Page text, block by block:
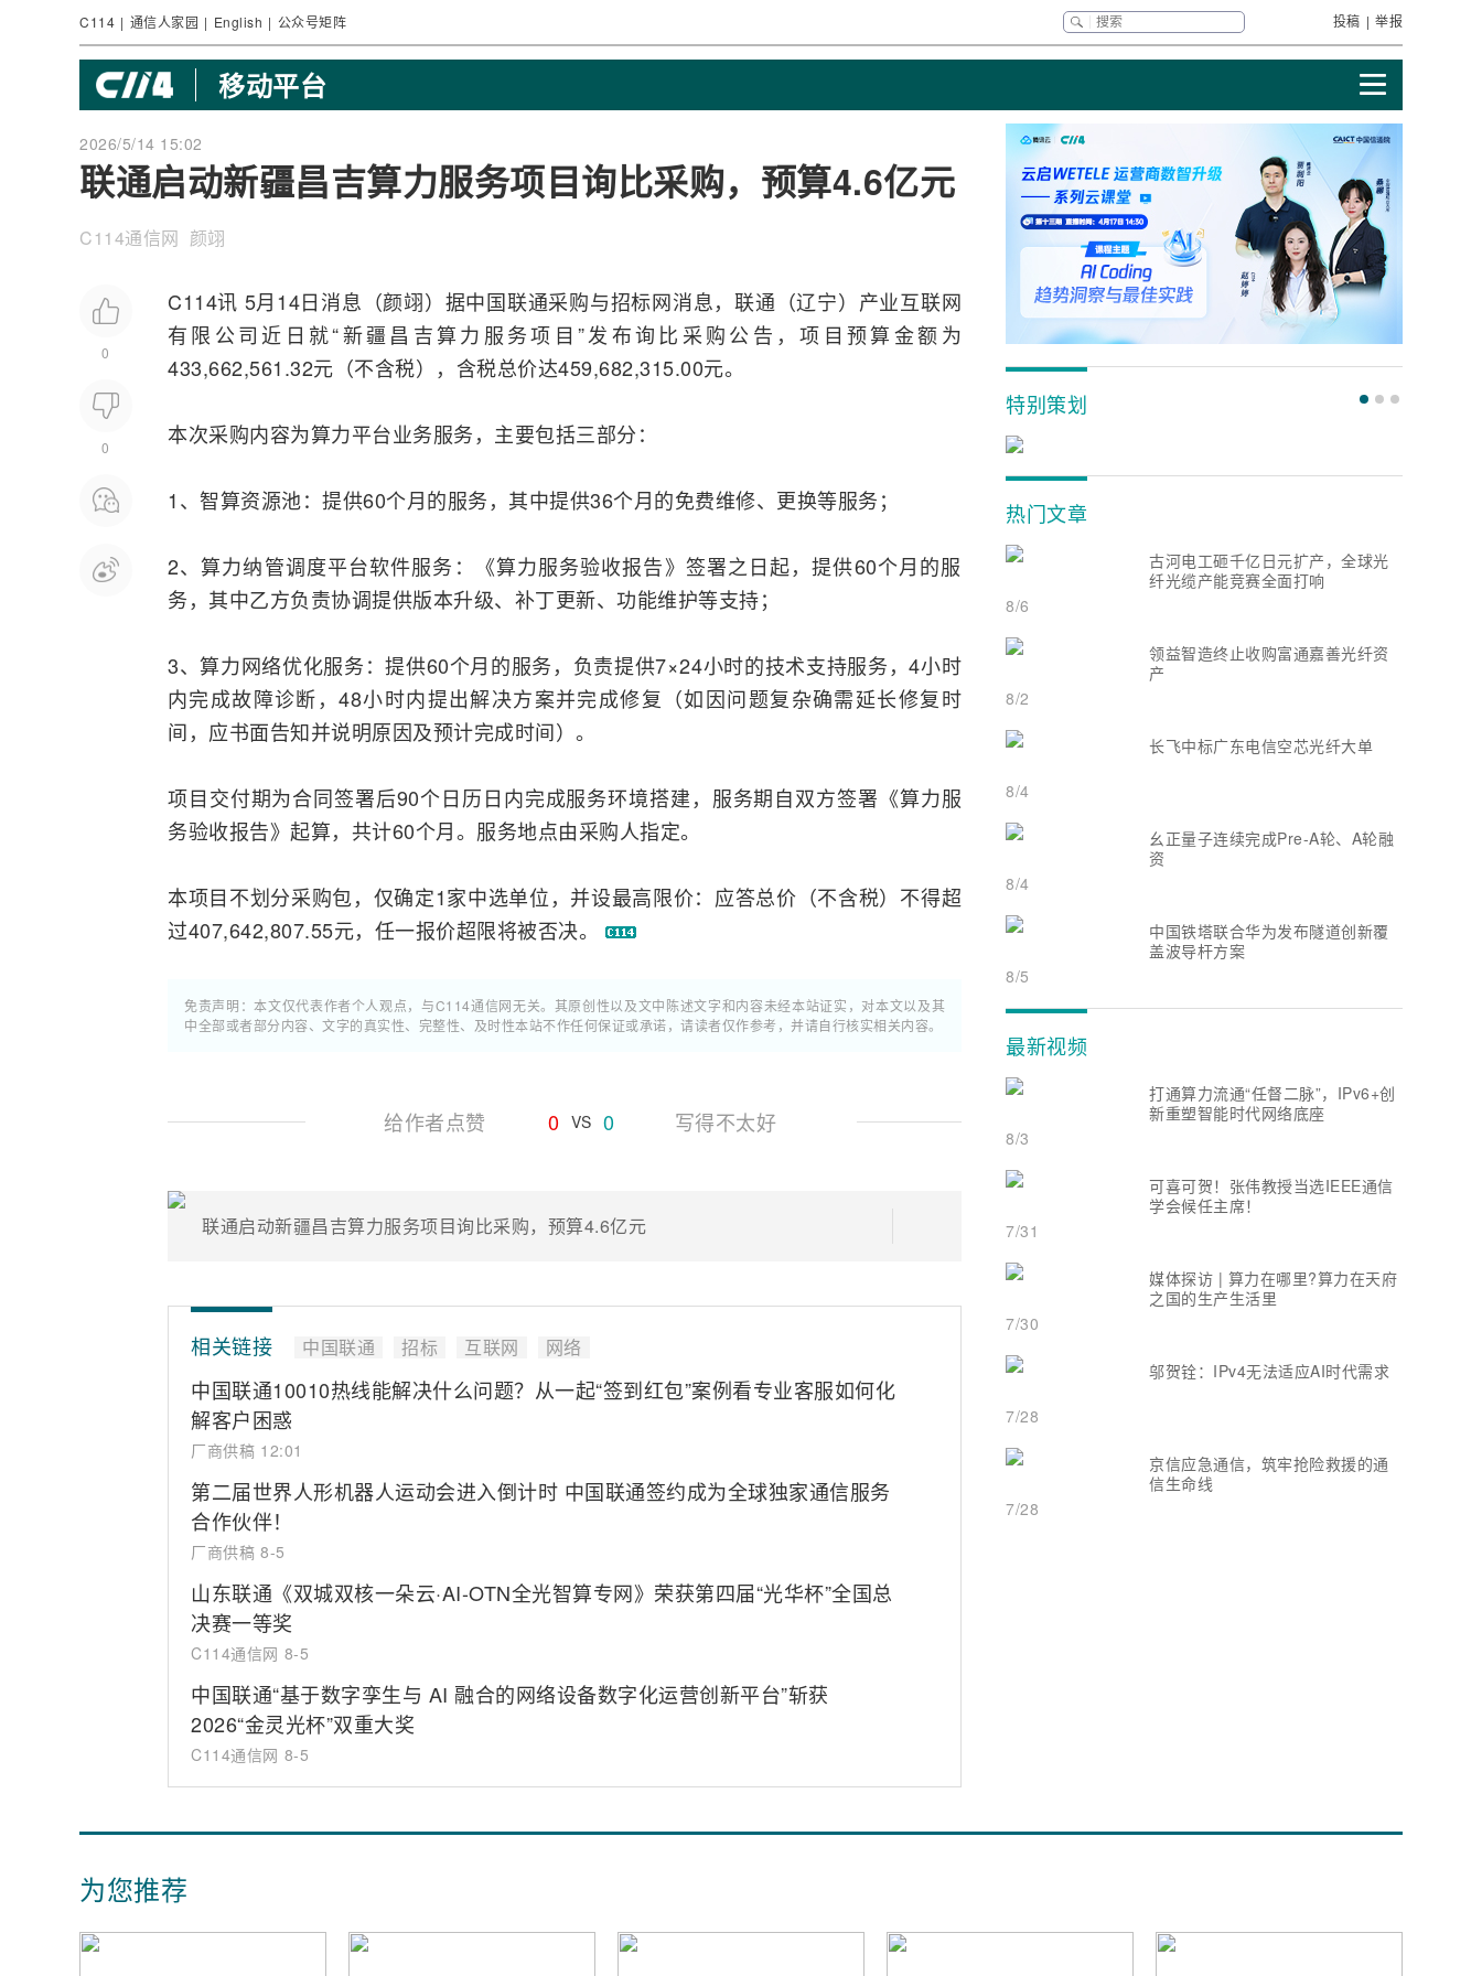
C114 | 通信人家园 | English | 公众号矩阵 投稿 | 举报
移动平台
2026/5/14 15:02
联通启动新疆昌吉算力服务项目询比采购，预算4.6亿元
C114通信网 颜翊
0
0
C114讯 5月14日消息（颜翊）据中国联通采购与招标网消息，联通（辽宁）产业互联网
有限公司近日就“新疆昌吉算力服务项目”发布询比采购公告，项目预算金额为
433,662,561.32元（不含税），含税总价达459,682,315.00元。
本次采购内容为算力平台业务服务，主要包括三部分：
1、智算资源池：提供60个月的服务，其中提供36个月的免费维修、更换等服务；
2、算力纳管调度平台软件服务：《算力服务验收报告》签署之日起，提供60个月的服
务，其中乙方负责协调提供版本升级、补丁更新、功能维护等支持；
3、算力网络优化服务：提供60个月的服务，负责提供7×24小时的技术支持服务，4小时
内完成故障诊断，48小时内提出解决方案并完成修复（如因问题复杂确需延长修复时
间，应书面告知并说明原因及预计完成时间）。
项目交付期为合同签署后90个日历日内完成服务环境搭建，服务期自双方签署《算力服
务验收报告》起算，共计60个月。服务地点由采购人指定。
本项目不划分采购包，仅确定1家中选单位，并设最高限价：应答总价（不含税）不得超
过407,642,807.55元，任一报价超限将被否决。
免责声明：本文仅代表作者个人观点，与C114通信网无关。其原创性以及文中陈述文字和内容未经本站证实，对本文以及其
中全部或者部分内容、文字的真实性、完整性、及时性本站不作任何保证或承诺，请读者仅作参考，并请自行核实相关内容。
给作者点赞 0 VS 0 写得不太好
联通启动新疆昌吉算力服务项目询比采购，预算4.6亿元
相关链接 中国联通 招标 互联网 网络
中国联通10010热线能解决什么问题？从一起“签到红包”案例看专业客服如何化
解客户困惑
厂商供稿 12:01
第二届世界人形机器人运动会进入倒计时 中国联通签约成为全球独家通信服务
合作伙伴！
厂商供稿 8-5
山东联通《双城双核一朵云·AI-OTN全光智算专网》荣获第四届“光华杯”全国总
决赛一等奖
C114通信网 8-5
中国联通“基于数字孪生与 AI 融合的网络设备数字化运营创新平台”斩获
2026“金灵光杯”双重大奖
C114通信网 8-5
特别策划
热门文章
古河电工砸千亿日元扩产，全球光
纤光缆产能竞赛全面打响
8/6
领益智造终止收购富通嘉善光纤资
产
8/2
长飞中标广东电信空芯光纤大单
8/4
幺正量子连续完成Pre-A轮、A轮融
资
8/4
中国铁塔联合华为发布隧道创新覆
盖波导杆方案
8/5
最新视频
打通算力流通“任督二脉”，IPv6+创
新重塑智能时代网络底座
8/3
可喜可贺！张伟教授当选IEEE通信
学会候任主席！
7/31
媒体探访 | 算力在哪里?算力在天府
之国的生产生活里
7/30
邬贺铨：IPv4无法适应AI时代需求
7/28
京信应急通信，筑牢抢险救援的通
信生命线
7/28
为您推荐